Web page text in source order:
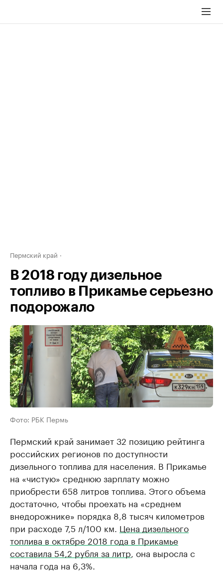
Пермский край
В 2018 году дизельное
топливо в Прикамье серьезно
подорожало
Фото: РБК Пермь
Пермский край занимает 32 позицию рейтинга
российских регионов по доступности
дизельного топлива для населения. В Прикамье
на «чистую» среднюю зарплату можно
приобрести 658 литров топлива. Этого объема
достаточно, чтобы проехать на «​среднем
внедорожнике»​ порядка 8,8 тысяч километров
при расходе 7,5 л/100 км. Цена дизельного
топлива в октябре 2018 года в Прикамье
составила 54,2 рубля за литр , она выросла с
начала года на 6,3%.